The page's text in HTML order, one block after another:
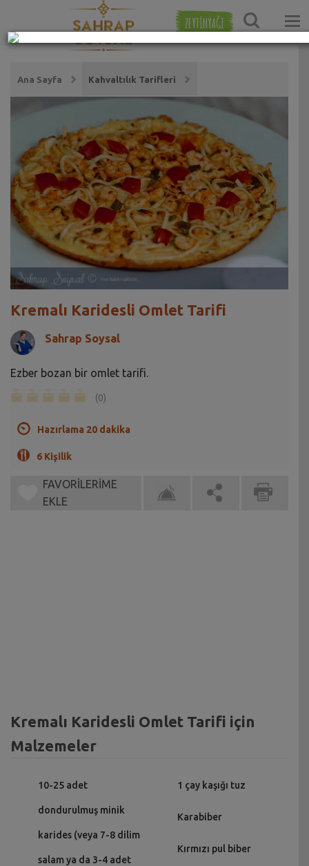
ZEYTİNYAĞI
Ana Sayfa Kahvaltılık Tarifleri
Kremalı Karidesli Omlet Tarifi
Sahrap Soysal
Ezber bozan bir omlet tarifi.
(0)
Hazırlama 20 dakika
6 Kişilik
FAVORİLERİME
EKLE
Kremalı Karidesli Omlet Tarifi için
Malzemeler
10-25 adet
dondurulmuş minik
karides (veya 7-8 dilim
salam ya da 3-4 adet
1 çay kaşığı tuz
Karabiber
Kırmızı pul biber